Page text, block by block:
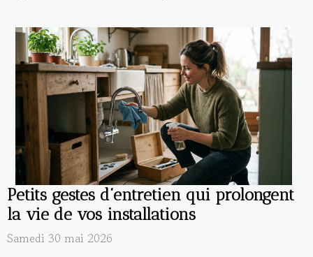
Petits gestes d’entretien qui prolongent
la vie de vos installations
Samedi 30 mai 2026